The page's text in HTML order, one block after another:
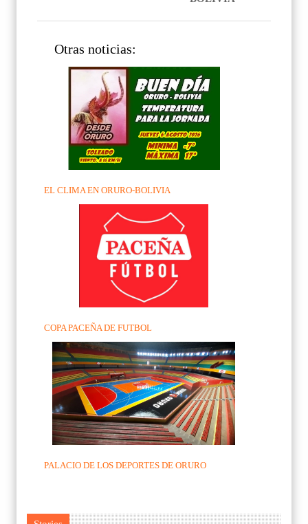
Otras noticias:
EL CLIMA EN ORURO-BOLIVIA
COPA PACEÑA DE FUTBOL
PALACIO DE LOS DEPORTES DE ORURO